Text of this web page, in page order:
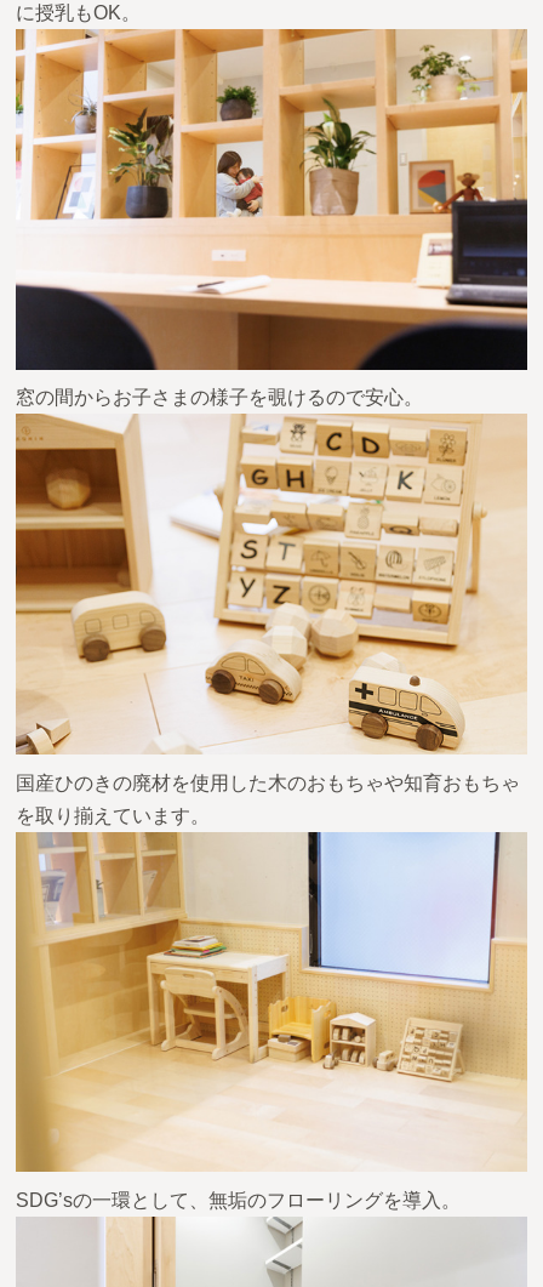
に授乳もOK。
窓の間からお子さまの様子を覗けるので安心。
国産ひのきの廃材を使用した木のおもちゃや知育おもちゃ
を取り揃えています。
SDG’sの一環として、無垢のフローリングを導入。